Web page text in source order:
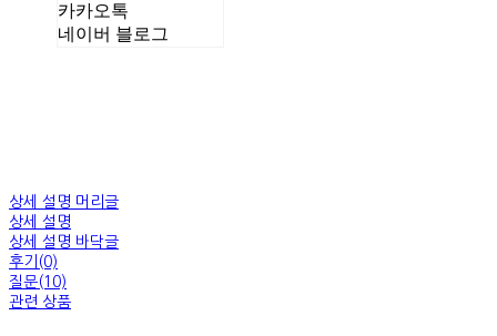
카카오톡
네이버 블로그
상세 설명 머리글
상세 설명
상세 설명 바닥글
후기(0)
질문(10)
관련 상품